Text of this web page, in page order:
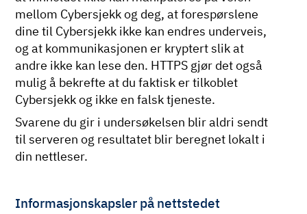
mellom Cybersjekk og deg, at forespørslene
dine til Cybersjekk ikke kan endres underveis,
og at kommunikasjonen er kryptert slik at
andre ikke kan lese den. HTTPS gjør det også
mulig å bekrefte at du faktisk er tilkoblet
Cybersjekk og ikke en falsk tjeneste.
Svarene du gir i undersøkelsen blir aldri sendt
til serveren og resultatet blir beregnet lokalt i
din nettleser.
Informasjonskapsler på nettstedet